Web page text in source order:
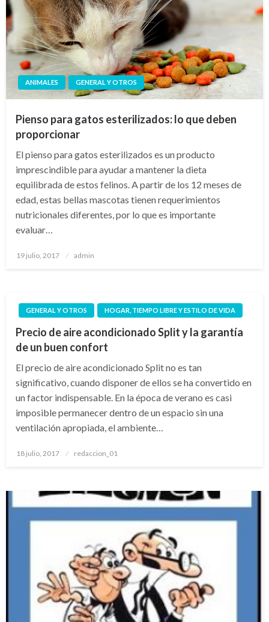
ANIMALES GENERAL Y OTROS
Pienso para gatos esterilizados: lo que deben
proporcionar
El pienso para gatos esterilizados es un producto
imprescindible para ayudar a mantener la dieta
equilibrada de estos felinos. A partir de los 12 meses de
edad, estas bellas mascotas tienen requerimientos
nutricionales diferentes, por lo que es importante
evaluar…
Publicado
19 julio, 2017 admin
GENERAL Y OTROS HOGAR, TIEMPO LIBRE Y ESTILO DE VIDA
Precio de aire acondicionado Split y la garantía
de un buen confort
El precio de aire acondicionado Split no es tan
significativo, cuando disponer de ellos se ha convertido en
un factor indispensable. En la época de verano es casi
imposible permanecer dentro de un espacio sin una
ventilación apropiada, el ambiente…
Publicado
18 julio, 2017 redaccion_01